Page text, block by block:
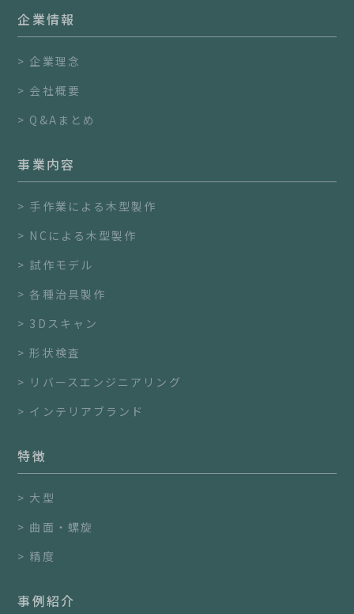
企業情報
企業理念
会社概要
Q&Aまとめ
事業内容
手作業による木型製作
NCによる木型製作
試作モデル
各種治具製作
3Dスキャン
形状検査
リバースエンジニアリング
インテリアブランド
特徴
大型
曲面・螺旋
精度
事例紹介